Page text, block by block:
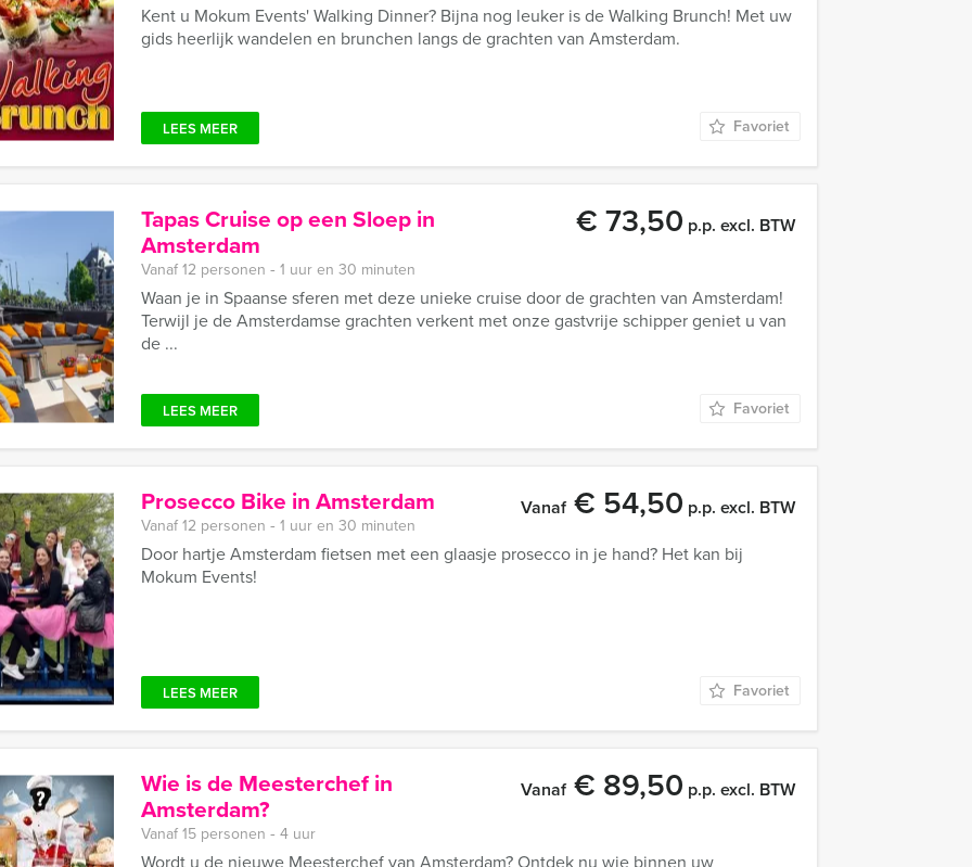
Kent u Mokum Events' Walking Dinner? Bijna nog leuker is de Walking Brunch! Met uw
gids heerlijk wandelen en brunchen langs de grachten van Amsterdam.
LEES MEER Favoriet
Tapas Cruise op een Sloep in
Amsterdam
€ 73,50 p.p. excl. BTW
Vanaf 12 personen ‐ 1 uur en 30 minuten
Waan je in Spaanse sferen met deze unieke cruise door de grachten van Amsterdam!
Terwijl je de Amsterdamse grachten verkent met onze gastvrije schipper geniet u van
de ...
LEES MEER Favoriet
Prosecco Bike in Amsterdam Vanaf€ 54,50 p.p. excl. BTW
Vanaf 12 personen ‐ 1 uur en 30 minuten
Door hartje Amsterdam fietsen met een glaasje prosecco in je hand? Het kan bij
Mokum Events!
LEES MEER Favoriet
Wie is de Meesterchef in
Amsterdam?
Vanaf€ 89,50 p.p. excl. BTW
Vanaf 15 personen ‐ 4 uur